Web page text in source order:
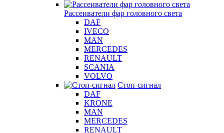
Рассеиватели фар головного света
DAF
IVECO
MAN
MERCEDES
RENAULT
SCANIA
VOLVO
Стоп-сигнал
DAF
KRONE
MAN
MERCEDES
RENAULT